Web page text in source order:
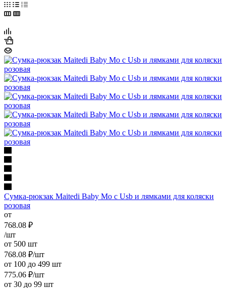
Сумка-рюкзак Maitedi Baby Mo с Usb и лямками для коляски
розовая
от
768.08 ₽
/шт
от 500 шт
768.08 ₽/шт
от 100 до 499 шт
775.06 ₽/шт
от 30 до 99 шт